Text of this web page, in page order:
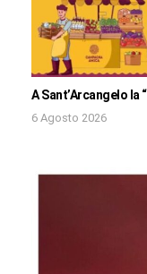
A Sant’Arcangelo
6 Agosto 2026